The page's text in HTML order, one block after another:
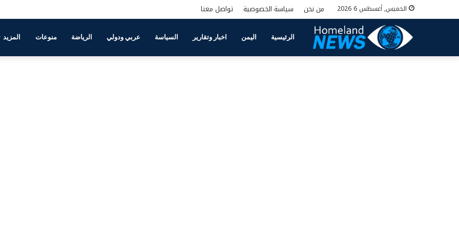
الخميس, أغسطس 6 2026 من نحن سياسة الخصوصية تواصل معنا
الرئيسية اليمن اخبار وتقارير السياسة عربي ودولي الرياضة منوعات المزيد